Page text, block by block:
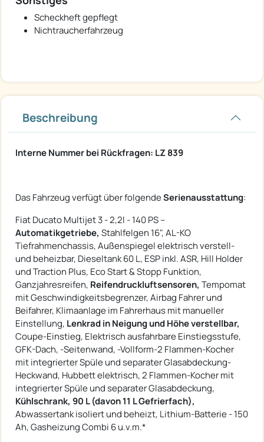
Scheckheft gepflegt
Nichtraucherfahrzeug
Beschreibung
Interne Nummer bei Rückfragen: LZ 839
Das Fahrzeug verfügt über folgendeSerienausstattung:
Fiat Ducato Multijet 3 - 2,2l - 140 PS –
Automatikgetriebe, Stahlfelgen 16", AL-KO
Tiefrahmenchassis, Außenspiegel elektrisch verstell-
und beheizbar, Dieseltank 60 L, ESP inkl. ASR, Hill Holder
und Traction Plus, Eco Start & Stopp Funktion,
Ganzjahresreifen, Reifendruckluftsensoren, Tempomat
mit Geschwindigkeitsbegrenzer, Airbag Fahrer und
Beifahrer, Klimaanlage im Fahrerhaus mit manueller
Einstellung, Lenkrad in Neigung und Höhe verstellbar,
Coupe-Einstieg, Elektrisch ausfahrbare Einstiegsstufe,
GFK-Dach, -Seitenwand, -Vollform-2 Flammen-Kocher
mit integrierter Spüle und separater Glasabdeckung-
Heckwand, Hubbett elektrisch, 2 Flammen-Kocher mit
integrierter Spüle und separater Glasabdeckung,
Kühlschrank, 90 L (davon 11 L Gefrierfach),
Abwassertank isoliert und beheizt, Lithium-Batterie - 150
Ah, Gasheizung Combi 6 u.v.m.*